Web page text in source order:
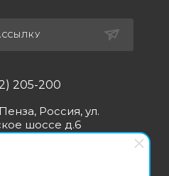
205-200
Россия, ул.
шоссе д.6